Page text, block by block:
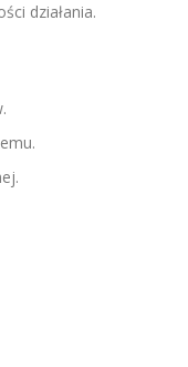
działania.